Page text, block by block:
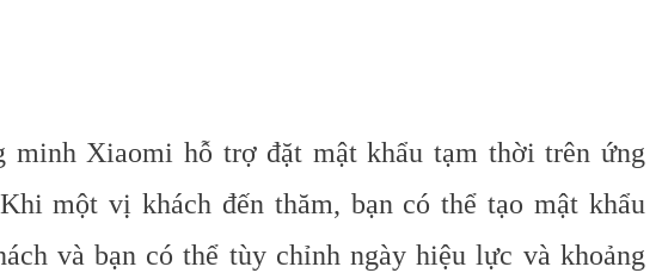
minh Xiaomi hỗ trợ đặt mật khẩu tạm thời trên ứng
một vị khách đến thăm, bạn có thể tạo mật khẩu
và bạn có thể tùy chỉnh ngày hiệu lực và khoảng